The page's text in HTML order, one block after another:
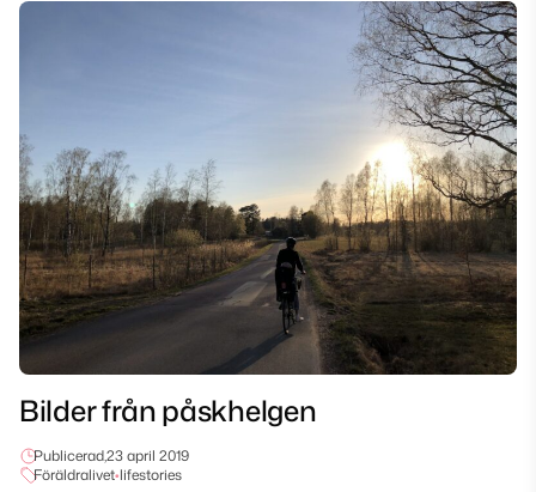
Bilder från påskhelgen
Publicerad,23 april 2019
Föräldralivet•lifestories